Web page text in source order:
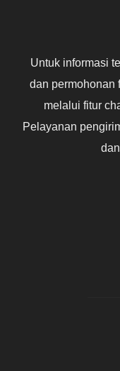
Untuk informasi
dan permohonan
melalui fitur
Pelayanan